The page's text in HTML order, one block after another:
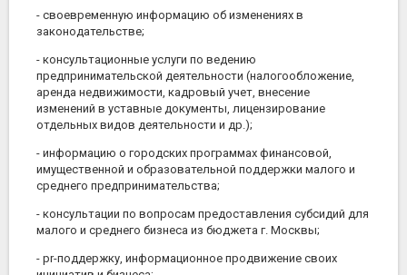
- своевременную информацию об изменениях в
законодательстве;
- консультационные услуги по ведению
предпринимательской деятельности (налогообложение,
аренда недвижимости, кадровый учет, внесение
изменений в уставные документы, лицензирование
отдельных видов деятельности и др.);
- информацию о городских программах финансовой,
имущественной и образовательной поддержки малого и
среднего предпринимательства;
- консультации по вопросам предоставления субсидий для
малого и среднего бизнеса из бюджета г. Москвы;
- pr-поддержку, информационное продвижение своих